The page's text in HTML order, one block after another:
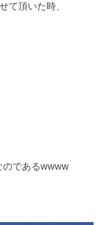
て頂いた時、
のであるwwww